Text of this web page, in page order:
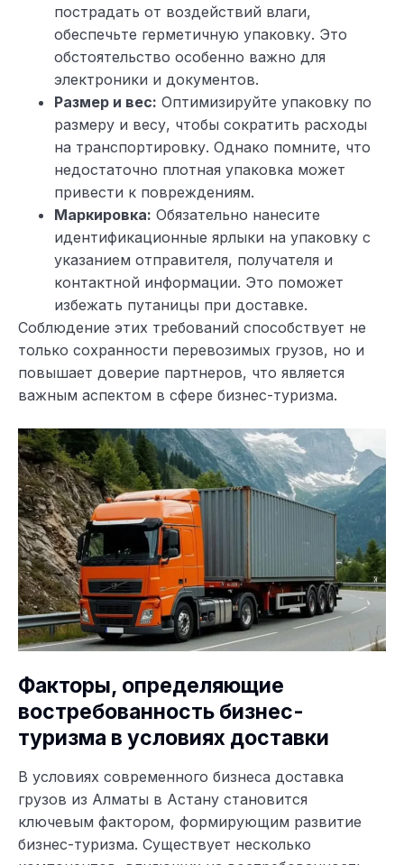
пострадать от воздействий влаги,
обеспечьте герметичную упаковку. Это
обстоятельство особенно важно для
электроники и документов.
Размер и вес: Оптимизируйте упаковку по
размеру и весу, чтобы сократить расходы
на транспортировку. Однако помните, что
недостаточно плотная упаковка может
привести к повреждениям.
Маркировка: Обязательно нанесите
идентификационные ярлыки на упаковку с
указанием отправителя, получателя и
контактной информации. Это поможет
избежать путаницы при доставке.
Соблюдение этих требований способствует не
только сохранности перевозимых грузов, но и
повышает доверие партнеров, что является
важным аспектом в сфере бизнес-туризма.
Факторы, определяющие
востребованность бизнес-
туризма в условиях доставки
В условиях современного бизнеса доставка
грузов из Алматы в Астану становится
ключевым фактором, формирующим развитие
бизнес-туризма. Существует несколько